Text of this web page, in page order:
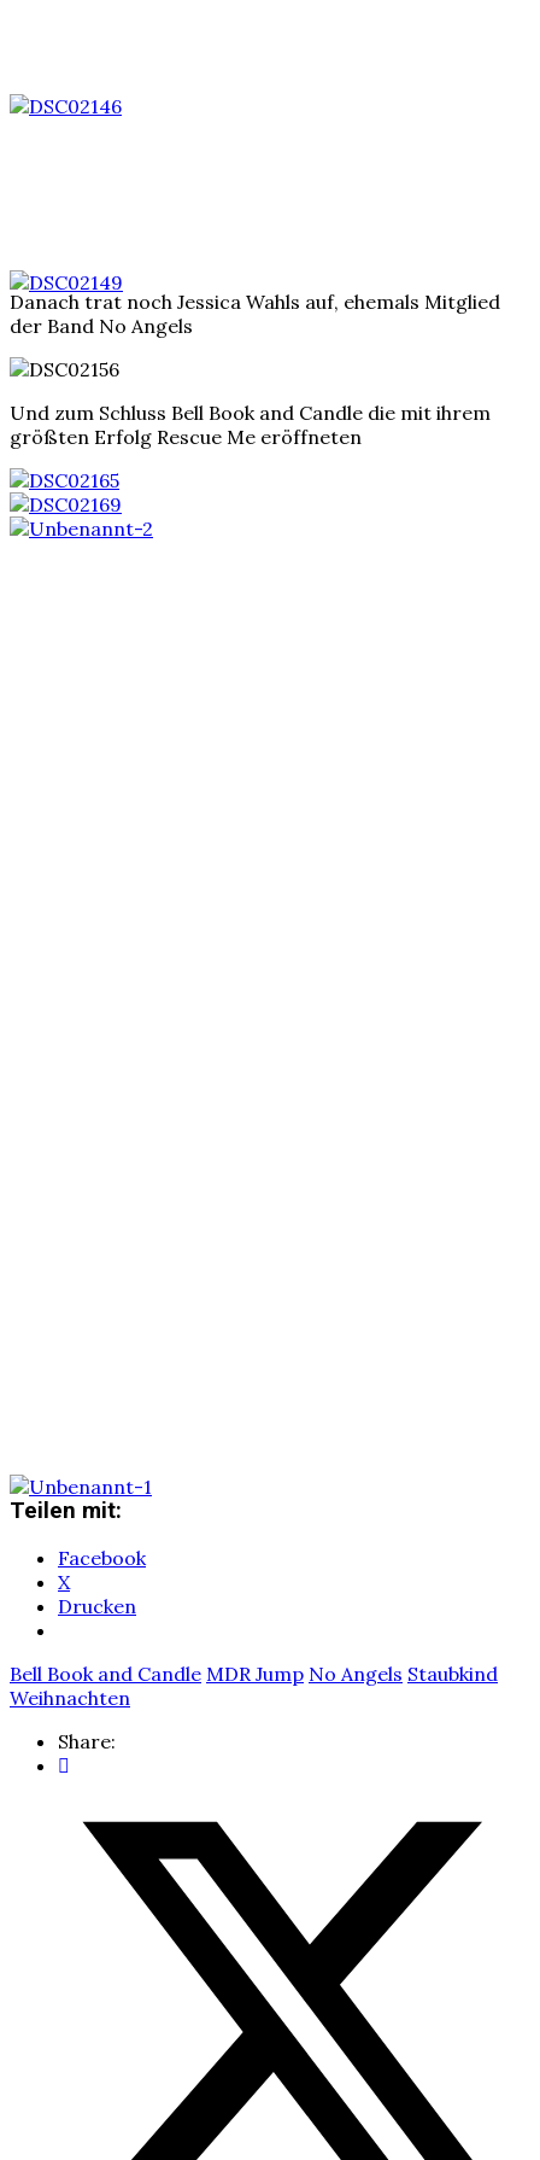
Danach trat noch Jessica Wahls auf, ehemals Mitglied
der Band No Angels
Und zum Schluss Bell Book and Candle die mit ihrem
größten Erfolg Rescue Me eröffneten
Teilen mit:
Facebook
X
Drucken
Bell Book and Candle MDR Jump No Angels Staubkind
Weihnachten
Share: